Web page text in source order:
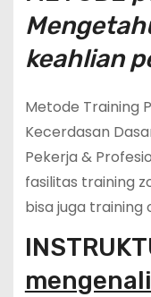
keahlian
Metode Training
Kecerdasan
Pekerja &
fasilitas training
bisa juga